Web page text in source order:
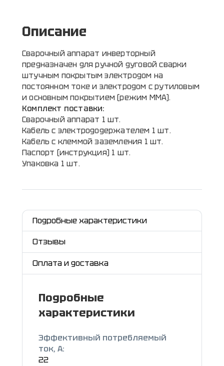
Описание
Сварочный аппарат инверторный
предназначен для ручной дуговой сварки
штучным покрытым электродом на
постоянном токе и электродом с рутиловым
и основным покрытием (режим ММА).
Комплект поставки:
Сварочный аппарат 1 шт.
Кабель с электрододержателем 1 шт.
Кабель с клеммой заземления 1 шт.
Паспорт (инструкция) 1 шт.
Упаковка 1 шт.
Подробные характеристики
Отзывы
Оплата и доставка
Подробные
характеристики
Эффективный потребляемый
ток, А:
22